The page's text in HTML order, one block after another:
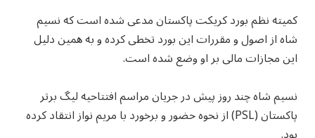
کمیته نظم بورد کریکت پاکستان مدعی شده است که نسیم
شاه از اصول و مقررات این بورد تخطی کرده و به همین دلیل
این مجازات مالی بر او وضع شده است.
نسیم شاه چند روز پیش در جریان مراسم افتتاحیه لیگ برتر
پاکستان (PSL) از نحوه حضور و برخورد با مریم نواز انتقاد کرده